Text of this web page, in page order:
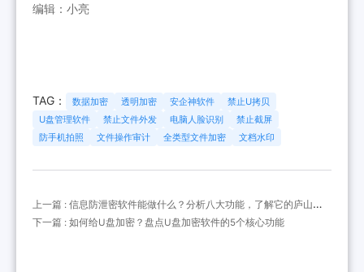
编辑：小亮
TAG： 数据加密 透明加密 安企神软件
禁止U拷贝
U盘管理软件
禁止文件外发 电脑人脸识别
禁止截屏
防手机拍照
文件操作审计 全类型文件加密 文档水印
上一篇 : 信息防泄密软件能做什么？分析八大功能，了解它的庐山正
面目
下一篇 : 如何给U盘加密？盘点U盘加密软件的5个核心功能